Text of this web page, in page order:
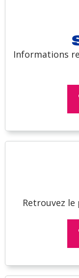
Informations
Retrouvez